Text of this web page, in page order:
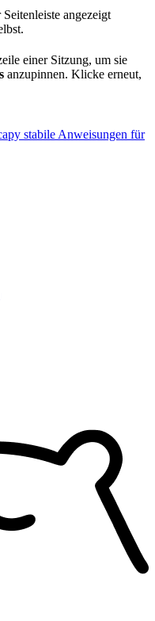
angezeigt
einer Sitzung, um sie
anzupinnen. Klicke erneut,
stabile Anweisungen für